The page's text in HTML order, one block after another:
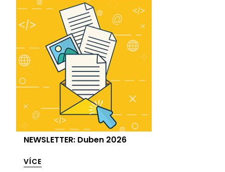
NEWSLETTER: Duben 2026
VÍCE